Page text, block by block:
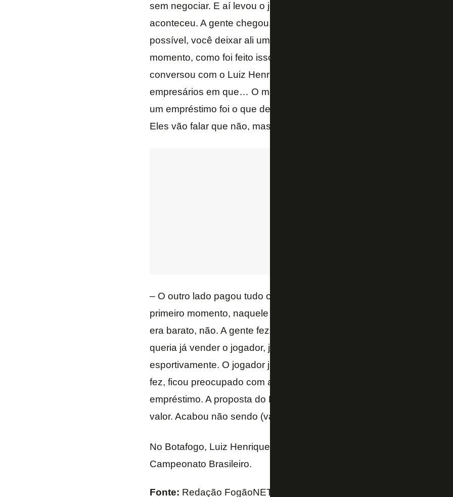
sem negociar. E aí levou o jogador. Foi isso que aconteceu, o
aconteceu. A gente chegou, nós chegamos para fazer um
possível, você deixar ali uma cláusula que você possa exercer em
momento, como foi feito isso em vários jogadores. E aí o que
conversou com o Luiz Henrique. Foi muito respeitoso com a gente,
empresários em que… O mesmo empresário que falou que tinha a
um empréstimo foi o que derrubou o empréstimo para vender o
Eles vão falar que não, mas é assim. Entendeu? – disse Marcos
– O outro lado pagou tudo o que era possível no jogador. E a gente
primeiro momento, naquele momento, a gente tinha que fazer por
era barato, não. A gente fez uma proposta boa de empréstimo na
queria já vender o jogador, já entendia que já tinha dado tudo o que
esportivamente. O jogador já estava querendo sair. Na época, o
fez, ficou preocupado com a nossa ida lá. O Fluminense também
empréstimo. A proposta do Flamengo era empréstimo. O Textor foi e
valor. Acabou não sendo (valor alto) pelo jogador que é – adicionou.
No Botafogo, Luiz Henrique foi Rei da América, além de campeão da
Campeonato Brasileiro.
Fonte: Redação FogãoNET e Charla Podcast